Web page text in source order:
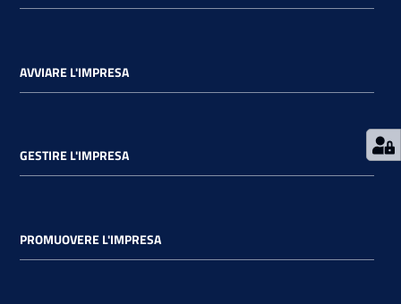
AVVIARE L'IMPRESA
GESTIRE L'IMPRESA
PROMUOVERE L'IMPRESA